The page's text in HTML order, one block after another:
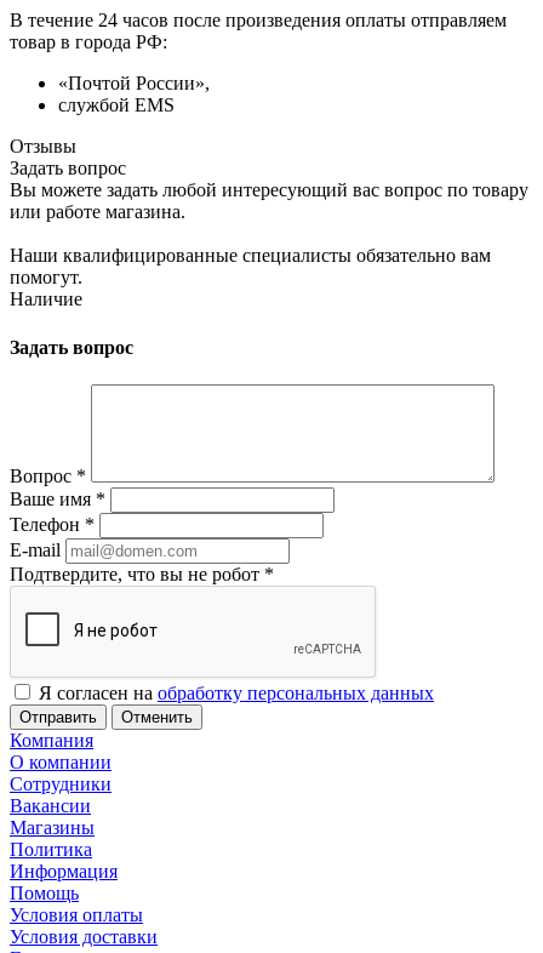
В течение 24 часов после произведения оплаты отправляем
товар в города РФ:
«Почтой России»,
службой EMS
Отзывы
Задать вопрос
Вы можете задать любой интересующий вас вопрос по товару
или работе магазина.
Наши квалифицированные специалисты обязательно вам
помогут.
Наличие
Задать вопрос
Вопрос *
Ваше имя *
Телефон *
E-mail
Подтвердите, что вы не робот *
Я согласен на обработку персональных данных
Отменить
Компания
О компании
Сотрудники
Вакансии
Магазины
Политика
Информация
Помощь
Условия оплаты
Условия доставки